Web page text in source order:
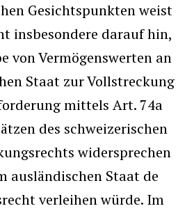
Gesichtspunkten weist
insbesondere darauf hin,
von Vermögenswerten an
Staat zur Vollstreckung
mittels Art. 74a
des schweizerischen
widersprechen
ausländischen Staat de
verleihen würde. Im